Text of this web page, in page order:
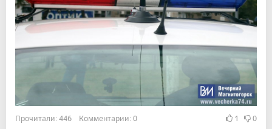
Прочитали: 446 Комментарии: 0 1 0